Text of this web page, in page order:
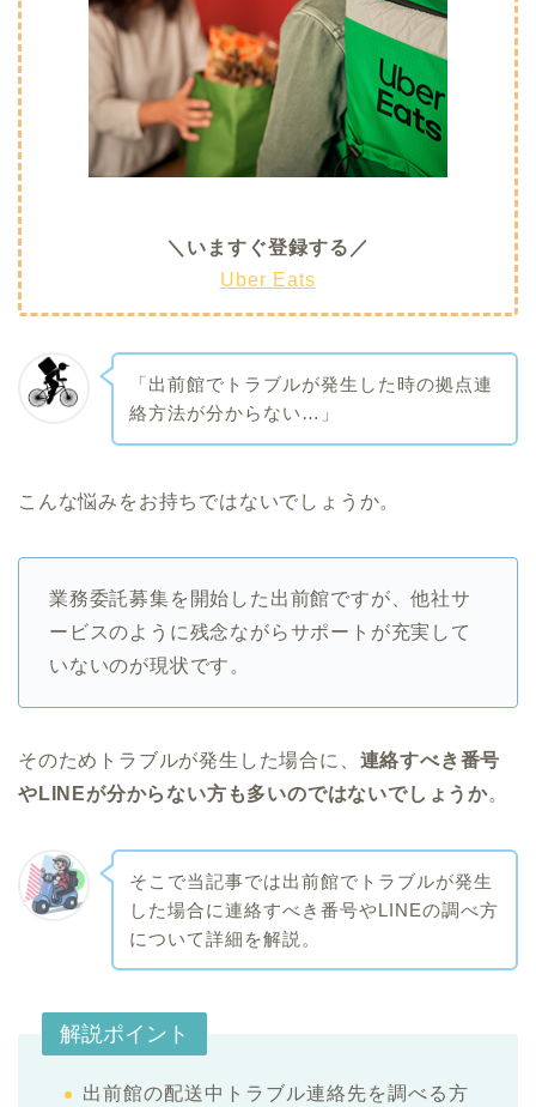
＼いますぐ登録する／
Uber Eats
「出前館でトラブルが発生した時の拠点連
絡方法が分からない…」
こんな悩みをお持ちではないでしょうか。
業務委託募集を開始した出前館ですが、他社サ
ービスのように残念ながらサポートが充実して
いないのが現状です。
そのためトラブルが発生した場合に、 連絡すべき番号
やLINEが分からない方も多いのではないでしょうか。
そこで当記事では出前館でトラブルが発生
した場合に連絡すべき番号やLINEの調べ方
について詳細を解説。
解説ポイント
出前館の配送中トラブル連絡先を調べる方